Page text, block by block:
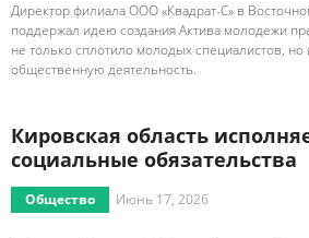
Директор филиала ООО «Квадрат-С» в
поддержал идею создания Актива молодежи
не только сплотило молодых специалистов,
общественную деятельность.
Кировская область
социальные обязательства
Общество Июнь 17, 2026